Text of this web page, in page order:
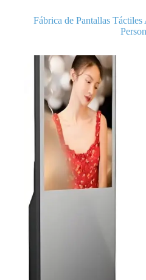
Fábrica de Pantallas